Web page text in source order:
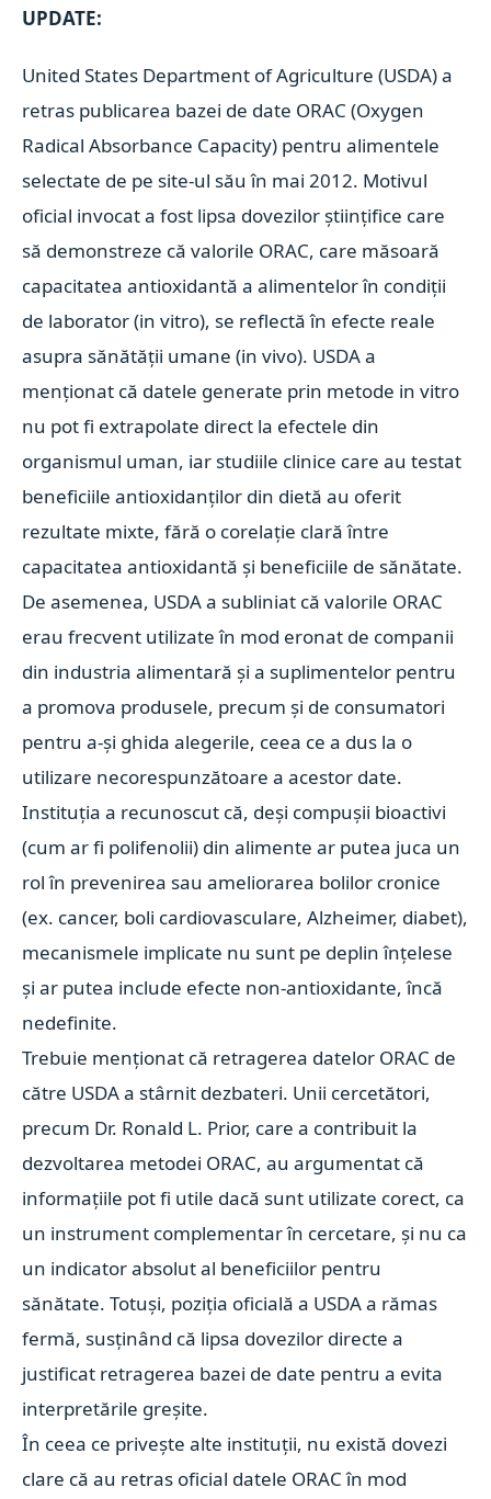
UPDATE:
United States Department of Agriculture (USDA) a
retras publicarea bazei de date ORAC (Oxygen
Radical Absorbance Capacity) pentru alimentele
selectate de pe site-ul său în mai 2012. Motivul
oficial invocat a fost lipsa dovezilor științifice care
să demonstreze că valorile ORAC, care măsoară
capacitatea antioxidantă a alimentelor în condiții
de laborator (in vitro), se reflectă în efecte reale
asupra sănătății umane (in vivo). USDA a
menționat că datele generate prin metode in vitro
nu pot fi extrapolate direct la efectele din
organismul uman, iar studiile clinice care au testat
beneficiile antioxidanților din dietă au oferit
rezultate mixte, fără o corelație clară între
capacitatea antioxidantă și beneficiile de sănătate.
De asemenea, USDA a subliniat că valorile ORAC
erau frecvent utilizate în mod eronat de companii
din industria alimentară și a suplimentelor pentru
a promova produsele, precum și de consumatori
pentru a-și ghida alegerile, ceea ce a dus la o
utilizare necorespunzătoare a acestor date.
Instituția a recunoscut că, deși compușii bioactivi
(cum ar fi polifenolii) din alimente ar putea juca un
rol în prevenirea sau ameliorarea bolilor cronice
(ex. cancer, boli cardiovasculare, Alzheimer, diabet),
mecanismele implicate nu sunt pe deplin înțelese
și ar putea include efecte non-antioxidante, încă
nedefinite.
Trebuie menționat că retragerea datelor ORAC de
către USDA a stârnit dezbateri. Unii cercetători,
precum Dr. Ronald L. Prior, care a contribuit la
dezvoltarea metodei ORAC, au argumentat că
informațiile pot fi utile dacă sunt utilizate corect, ca
un instrument complementar în cercetare, și nu ca
un indicator absolut al beneficiilor pentru
sănătate. Totuși, poziția oficială a USDA a rămas
fermă, susținând că lipsa dovezilor directe a
justificat retragerea bazei de date pentru a evita
interpretările greșite.
În ceea ce privește alte instituții, nu există dovezi
clare că au retras oficial datele ORAC în mod